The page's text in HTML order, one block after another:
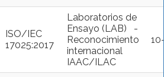
ISO/IEC
17025:2017
Laboratorios de
Ensayo (LAB) -
Reconocimiento
internacional
IAAC/ILAC